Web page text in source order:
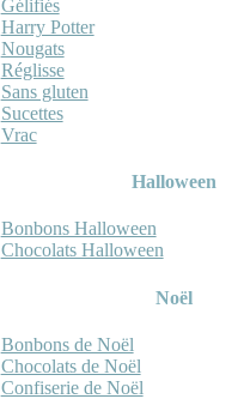
Gélifiés
Harry Potter
Nougats
Réglisse
Sans gluten
Sucettes
Vrac
Halloween
Bonbons Halloween
Chocolats Halloween
Noël
Bonbons de Noël
Chocolats de Noël
Confiserie de Noël